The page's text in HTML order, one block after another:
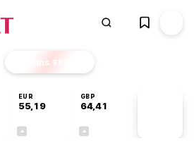
Finans EKSTRA
EUR
55,19
GBP
64,41